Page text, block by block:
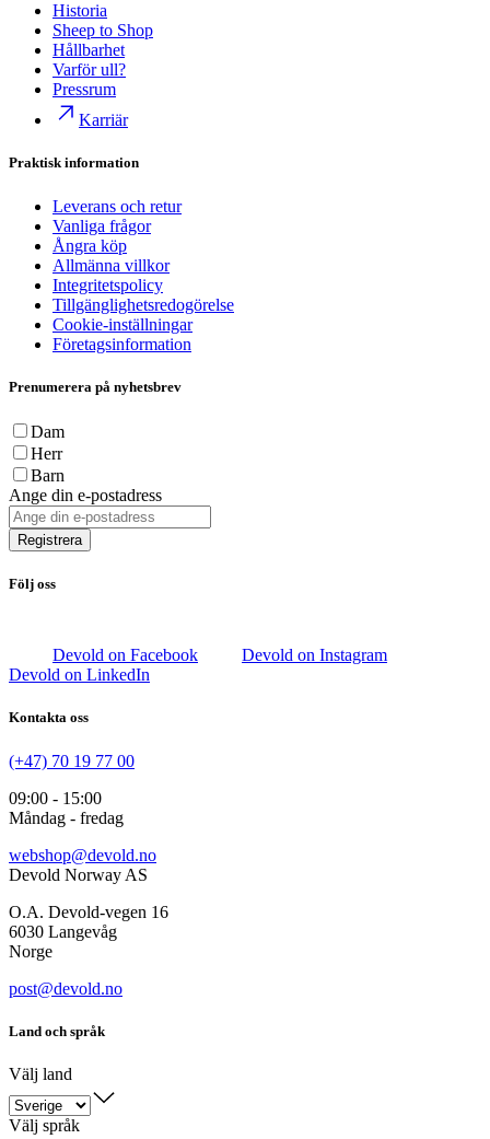
Historia
Sheep to Shop
Hållbarhet
Varför ull?
Pressrum
Karriär
Praktisk information
Leverans och retur
Vanliga frågor
Ångra köp
Allmänna villkor
Integritetspolicy
Tillgänglighetsredogörelse
Cookie-inställningar
Företagsinformation
Prenumerera på nyhetsbrev
Dam
Herr
Barn
Ange din e-postadress
Registrera
Följ oss
Devold on Facebook
Devold on Instagram
Devold on LinkedIn
Kontakta oss
(+47) 70 19 77 00
09:00 - 15:00
Måndag - fredag
webshop@devold.no
Devold Norway AS
O.A. Devold-vegen 16
6030 Langevåg
Norge
post@devold.no
Land och språk
Välj land
Välj språk